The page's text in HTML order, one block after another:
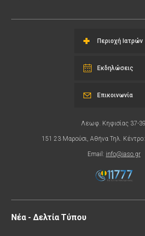
Περιοχή Ιατρών
Εκδηλώσεις
Λεωφ. Κηφισίας 37-39,
151 23 Μαρούσι, Αθήνα Τηλ.
Email: info@iaso.gr
Επικοινωνία
Νέα - Δελτία Τύπου